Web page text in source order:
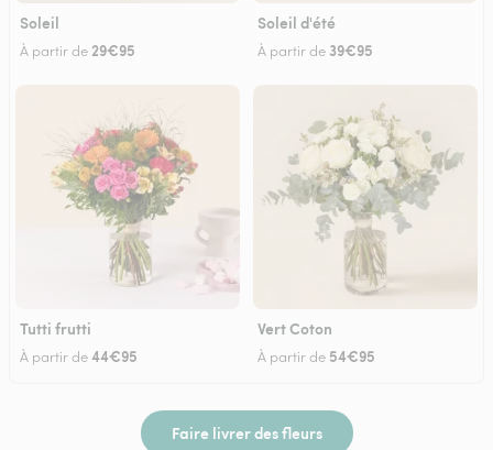
Soleil
À partir de29€95
Soleil d'été
À partir de 39€95
Tutti frutti
À partir de44€95
Vert Coton
À partir de 54€95
Faire livrer des fleurs